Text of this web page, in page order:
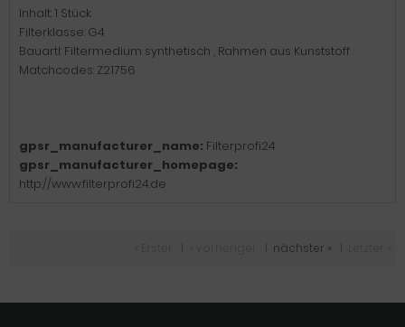
Inhalt: 1 Stück
Filterklasse: G4
Bauartl: Filtermedium synthetisch , Rahmen aus Kunststoff
Matchcodes: Z21756
gpsr_manufacturer_name: Filterprofi24
gpsr_manufacturer_homepage:
http://www.filterprofi24.de
nächster »